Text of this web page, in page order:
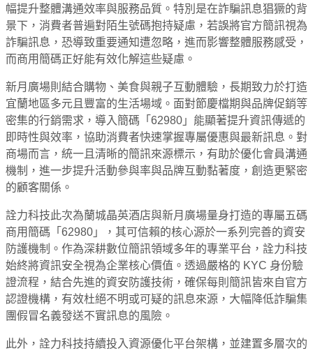
幅提升整體溝通效率與服務品質。特別是在詐騙訊息猖獗的背
景下，消費者普遍對陌生號碼抱持疑慮，若誤將官方簡訊視為
詐騙訊息，恐導致重要通知遭忽略，進而影響整體服務感受，
而商用簡碼正好能有效化解這些疑慮。
新月廣場則結合購物、美食與親子互動體驗，長期致力於打造
宜蘭地區多元且豐富的生活場域。面對節慶檔期與品牌促銷等
密集的行銷需求，導入簡碼「62980」能顯著提升資訊傳遞的
即時性與效率，協助消費者快速掌握專屬優惠與最新訊息。對
商場而言，統一且清晰的簡訊來源標示，有助於優化會員溝通
機制，進一步提升活動參與率與品牌互動黏著度，創造更緊密
的顧客關係。
詮力科技此次為蘭城晶英酒店與新月廣場量身打造的專屬五碼
商用簡碼「62980」，其可信賴的核心源於一系列完善的資安
防護機制。作為深耕數位簡訊領域多年的專業平台，詮力科技
始終將資訊安全視為企業核心價值。透過嚴格的 KYC 身份驗
證流程，結合先進的資安防護技術，確保每則簡訊皆來自官方
認證機構，有效杜絕不明或可疑的訊息來源，大幅降低詐騙集
團假冒名義發送不實訊息的風險。
此外，詮力科技持續投入資源優化平台架構，並建置多層次的